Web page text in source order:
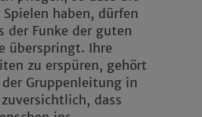
haben, dürfen
der Funke der guten
überspringt. Ihre
zu erspüren, gehört
Gruppenleitung in
dass